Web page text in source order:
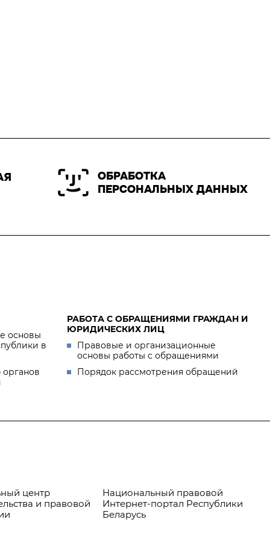
ОБРАБОТКА
ПЕРСОНАЛЬНЫХ ДАННЫХ
основы
в
РАБОТА С ОБРАЩЕНИЯМИ ГРАЖДАН И
ЮРИДИЧЕСКИХ ЛИЦ
Правовые и организационные
основы работы с обращениями
Порядок рассмотрения обращений
центр
и правовой
Национальный правовой
Интернет-портал Республики
Беларусь